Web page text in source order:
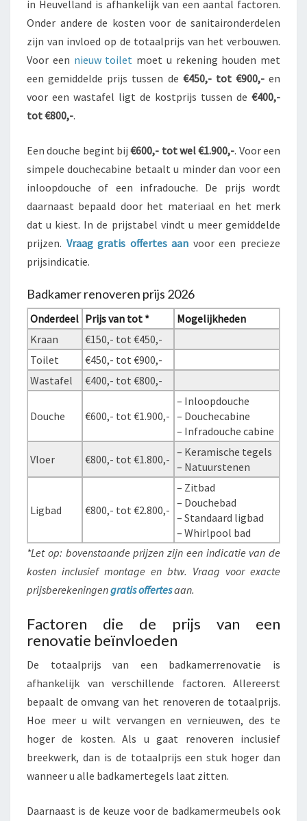
in Heuvelland is afhankelijk van een aantal factoren.
Onder andere de kosten voor de sanitaironderdelen
zijn van invloed op de totaalprijs van het verbouwen.
Voor een nieuw toilet moet u rekening houden met
een gemiddelde prijs tussen de €450,- tot €900,-en
voor een wastafel ligt de kostprijs tussen de €400,-
tot €800,-.
Een douche begint bij€600,- tot wel €1.900,-. Voor een
simpele douchecabine betaalt u minder dan voor een
inloopdouche of een infradouche. De prijs wordt
daarnaast bepaald door het materiaal en het merk
dat u kiest. In de prijstabel vindt u meer gemiddelde
prijzen. Vraag gratis offertes aan voor een precieze
prijsindicatie.
Badkamer renoveren prijs 2026
Onderdeel Prijs van tot *
Mogelijkheden
Kraan
€150,- tot €450,-
Toilet
€450,- tot €900,-
Wastafel
€400,- tot €800,-
Douche €600,- tot €1.900,-
– Inloopdouche
– Douchecabine
– Infradouche cabine
Vloer €800,- tot €1.800,-
– Keramische tegels
– Natuurstenen
Ligbad €800,- tot €2.800,-
– Zitbad
– Douchebad
– Standaard ligbad
– Whirlpool bad
*Let op: bovenstaande prijzen zijn een indicatie van de
kosten inclusief montage en btw. Vraag voor exacte
prijsberekeningengratis offertesaan.
Factoren die de prijs van een
renovatie beïnvloeden
De totaalprijs van een badkamerrenovatie is
afhankelijk van verschillende factoren. Allereerst
bepaalt de omvang van het renoveren de totaalprijs.
Hoe meer u wilt vervangen en vernieuwen, des te
hoger de kosten. Als u gaat renoveren inclusief
breekwerk, dan is de totaalprijs een stuk hoger dan
wanneer u alle badkamertegels laat zitten.
Daarnaast is de keuze voor de badkamermeubels ook